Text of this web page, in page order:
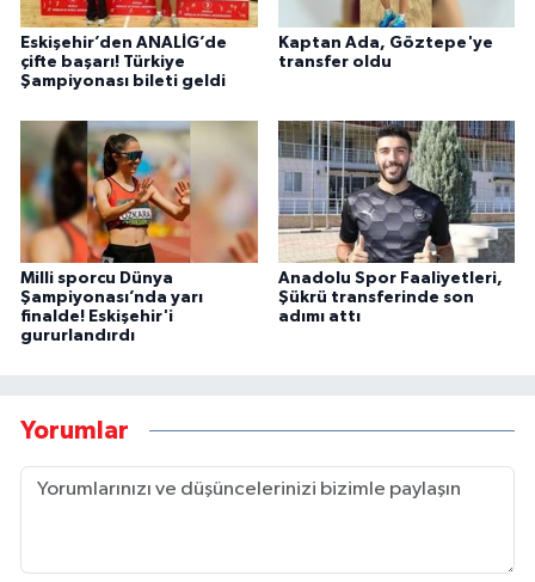
Eskişehir’den ANALİG’de
çifte başarı! Türkiye
Şampiyonası bileti geldi
Kaptan Ada, Göztepe'ye
transfer oldu
Milli sporcu Dünya
Şampiyonası’nda yarı
finalde! Eskişehir'i
gururlandırdı
Anadolu Spor Faaliyetleri,
Şükrü transferinde son
adımı attı
Yorumlar